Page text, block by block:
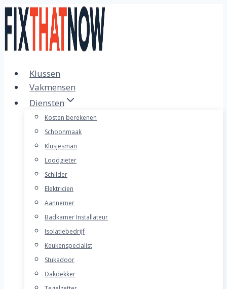
Doorgaan
naar
inhoud
Klussen
Vakmensen
Diensten
Kosten berekenen
Schoonmaak
Klusjesman
Loodgieter
Schilder
Elektricien
Aannemer
Badkamer Installateur
Isolatiebedrijf
Keukenspecialist
Stukadoor
Dakdekker